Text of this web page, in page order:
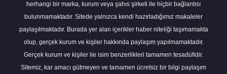
herhangi bir marka, kurum veya şahıs şirketi ile hiçbir bağlantısı
bulunmamaktadır. Sitede yalnızca kendi hazırladığımız makaleler
paylaşılmaktadır. Burada yer alan içerikler haber niteliği taşımamakta
olup, gerçek kurum ve kişiler hakkında paylaşım yapılmamaktadır.
Gerçek kurum ve kişiler ile isim benzerlikleri tamamen tesadüfidir.
Sitemiz, kar amacı gütmeyen ve tamamen ücretsiz bir bilgi paylaşım